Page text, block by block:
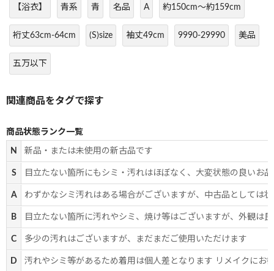
【浴衣】 青系 青 名品 A 約150cm～約159cm
裄丈63cm-64cm (S)size 袖丈49cm 9990-29990 美品
五万以下
商品状態ランク一覧
N 新品・または未使用の新古品です
S 目立たない箇所にもシミ・汚れはほぼなく、大変状態の良いお
A わずかなシミ汚れはある場合がございますが、中古品としては
B 目立たない箇所に汚れやシミ、焼け等はございますが、外観は
C 多少の汚れはございますが、まだまだご使用いただけます
D 汚れやシミ等があるため着用は個人差となります リメイクにお